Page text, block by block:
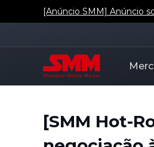
[Anúncio SMM] Anúncio
[SMM Hot-